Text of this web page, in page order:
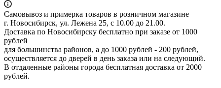
Самовывоз и примерка товаров в розничном магазине
г. Новосибирск, ул. Лежена 25, с 10.00 до 21.00.
Доставка по Новосибирску бесплатно при заказе от 1000
рублей
для большинства районов, а до 1000 рублей - 200 рублей,
осуществляется до дверей в день заказа или на следующий.
В отдаленные районы города бесплатная доставка от 2000
рублей.